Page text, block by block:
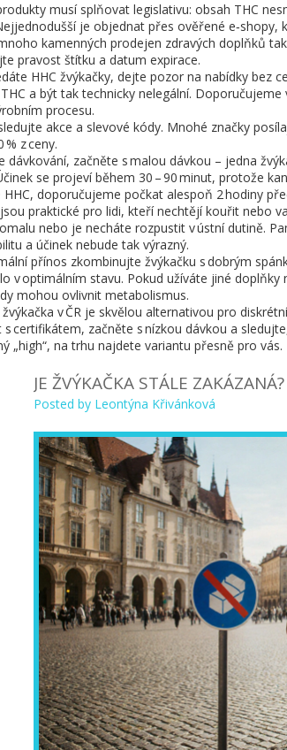
musí splňovat legislativu: obsah THC
je objednat přes ověřené e‑shopy,
kamenných prodejen zdravých doplňků
pravost štítku a datum expirace.
HHC žvýkačky, dejte pozor na nabídky bez
a být tak technicky nelegální.
procesu.
akce a slevové kódy. Mnohé značky
% z ceny.
dávkování, začněte s malou dávkou – jedna
se projeví během 30 – 90 minut, protože
HHC, doporučujeme počkat alespoň 2 hodiny
praktické pro lidi, kteří nechtějí kouřit nebo
nebo je necháte rozpustit v ústní dutině.
a účinek nebude tak výrazný.
přínos zkombinujte žvýkačku s dobrým
v optimálním stavu. Pokud užíváte jiné
mohou ovlivnit metabolismus.
v ČR je skvělou alternativou pro
s certifikátem, začněte s nízkou dávkou a
„high“, na trhu najdete variantu přesně pro vás.
JE ŽVÝKAČKA STÁLE
Posted by Leontýna Křivánková